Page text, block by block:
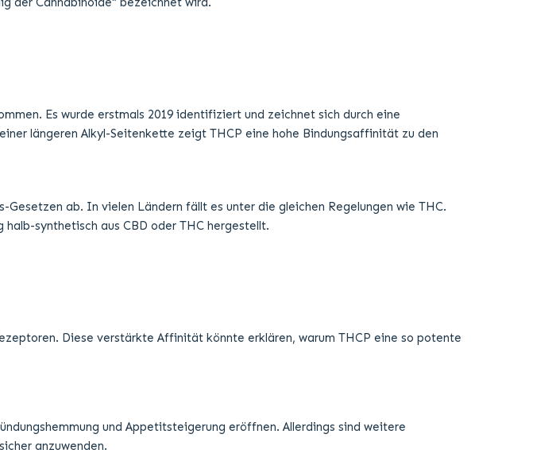
ab. In vielen Ländern fällt es unter die gleichen Regelungen wie THC.
Diese verstärkte Affinität könnte erklären, warum THCP eine so potente
und Appetitsteigerung eröffnen. Allerdings sind weitere
Es gibt bisher nur wenige Studien zu THCP, aber aufgrund seiner
verursachen können, ist THCP ein natürlich vorkommendes